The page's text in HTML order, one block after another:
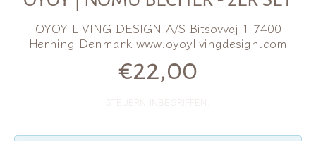
OYOY LIVING DESIGN A/S Bitsovvej 1 7400
Herning Denmark www.oyoylivingdesign.com
Normalpreis
€22,00